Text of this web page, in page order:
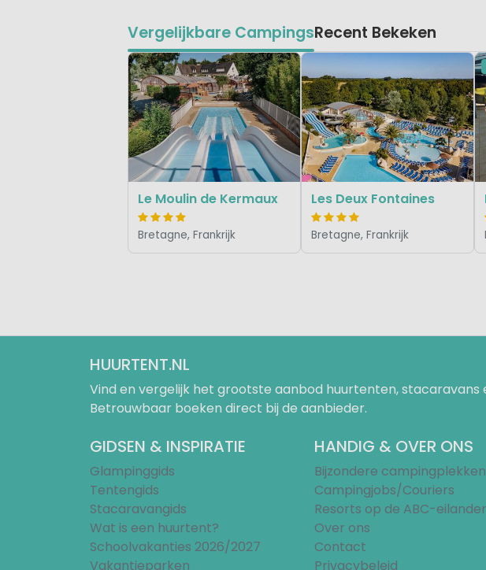
Vergelijkbare CampingsRecent Bekeken
Le Moulin de Kermaux
Bretagne, Frankrijk
Les Deux Fontaines
Bretagne, Frankrijk
HUURTENT.NL
Vind en vergelijk het grootste aanbod huurtenten,
Betrouwbaar boeken direct bij de aanbieder.
GIDSEN & INSPIRATIE
Glampinggids
Tentengids
Stacaravangids
Wat is een huurtent?
Schoolvakanties 2026/2027
Vakantieparken
HANDIG & OVER ONS
Bijzondere campingplekken
Campingjobs/Couriers
Resorts op de ABC-
Over ons
Contact
Privacybeleid